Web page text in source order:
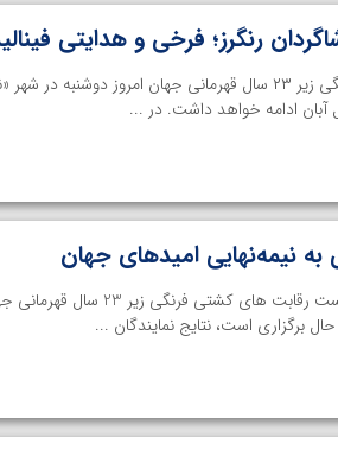
رنگرز؛ فرخی و هدایتی
خانه کشتی | پیکارهای کشتی فرنگی زیر ۲۳ سال قهرمانی جهان امروز
آبان ادامه خواهد داشت. در ...
نیمه‌نهایی امیدهای جهان
خانه کشتی | مسابقات 4 وزن نخست رقابت
برگزاری است، نتایج نمایندگان ...